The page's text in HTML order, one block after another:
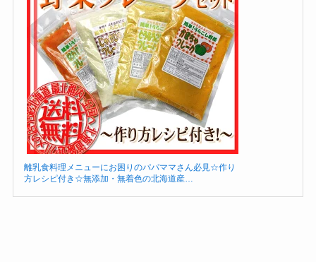
離乳食料理メニューにお困りのパパママさん必見☆作り
方レシピ付き☆無添加・無着色の北海道産…